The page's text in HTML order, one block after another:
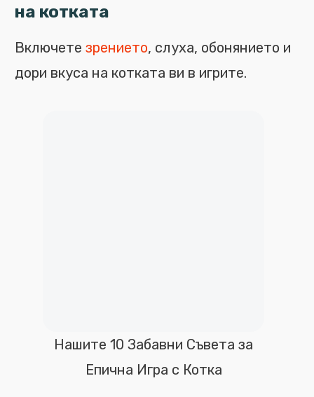
на котката
Включете зрението, слуха, обонянието и
дори вкуса на котката ви в игрите.
Нашите 10 Забавни Съвета за
Епична Игра с Котка